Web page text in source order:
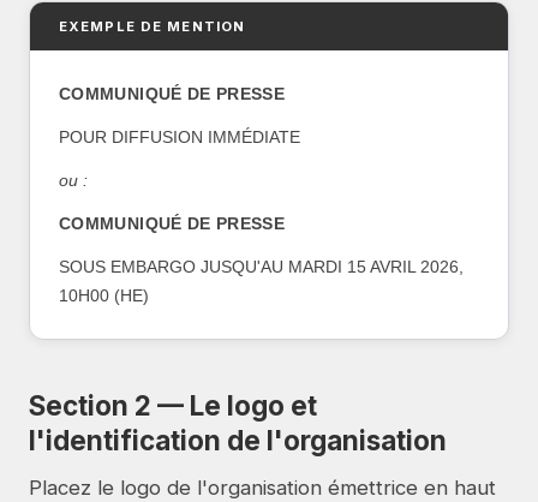
EXEMPLE DE MENTION
COMMUNIQUÉ DE PRESSE
POUR DIFFUSION IMMÉDIATE
ou :
COMMUNIQUÉ DE PRESSE
SOUS EMBARGO JUSQU'AU MARDI 15 AVRIL 2026,
10H00 (HE)
Section 2 — Le logo et
l'identification de l'organisation
Placez le logo de l'organisation émettrice en haut